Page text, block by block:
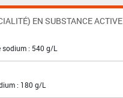
EN SUBSTANCE ACTIVE
sodium : 540 g/L
: 180 g/L